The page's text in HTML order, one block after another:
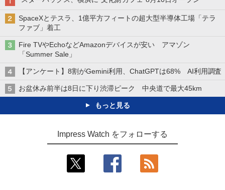
SpaceXとテスラ、1億平方フィートの超大型半導体工場「テラ
ファブ」着工
Fire TVやEchoなどAmazonデバイスが安い アマゾン
「Summer Sale」
【アンケート】8割がGemini利用、ChatGPTは68% AI利用調査
お盆休み前半は8日に下り渋滞ピーク 中央道で最大45km
もっと見る
Impress Watch をフォローする